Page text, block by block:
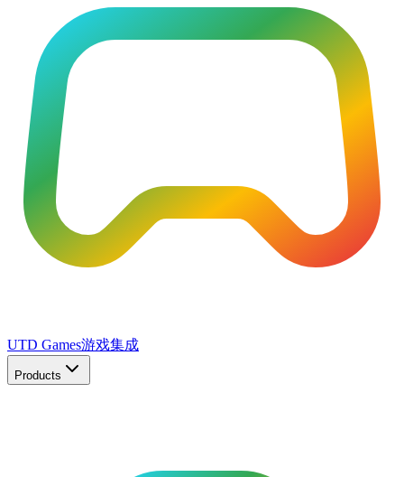
UTD Games游戏集成
Products